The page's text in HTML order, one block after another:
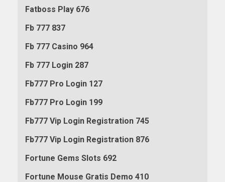
Fatboss Play 676
Fb 777 837
Fb 777 Casino 964
Fb 777 Login 287
Fb777 Pro Login 127
Fb777 Pro Login 199
Fb777 Vip Login Registration 745
Fb777 Vip Login Registration 876
Fortune Gems Slots 692
Fortune Mouse Gratis Demo 410